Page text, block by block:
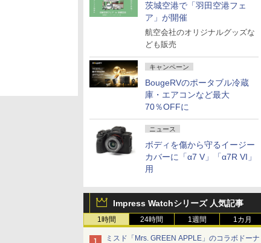
茨城空港で「羽田空港フェ
ア」が開催
航空会社のオリジナルグッズな
ども販売
キャンペーン
BougeRVのポータブル冷蔵
庫・エアコンなど最大
70％OFFに
ニュース
ボディを傷から守るイージー
カバーに「α7 V」「α7R VI」
用
Impress Watchシリーズ 人気記事
1時間 24時間 1週間 1カ月
ミスド「Mrs. GREEN APPLE」のコラボドーナ